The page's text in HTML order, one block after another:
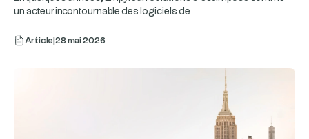
un acteur incontournable des logiciels de ...
Article 28 mai 2026